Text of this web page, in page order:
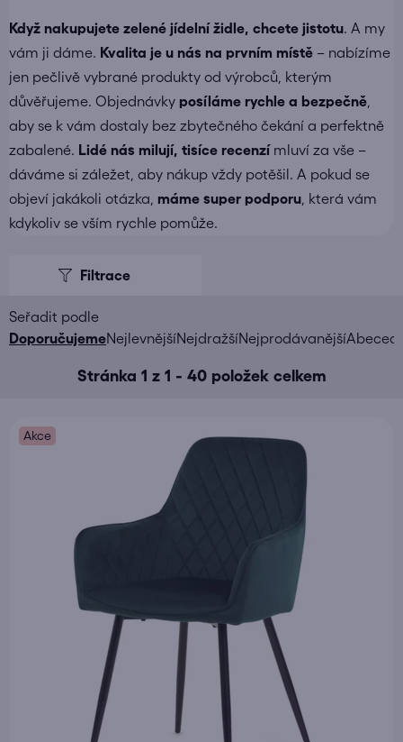
Když nakupujete zelené jídelní židle, chcete jistotu. A my
vám ji dáme. Kvalita je u nás na prvním místě – nabízíme
jen pečlivě vybrané produkty od výrobců, kterým
důvěřujeme. Objednávky posíláme rychle a bezpečně
aby se k vám dostaly bez zbytečného čekání a perfektně
zabalené. Lidé nás milují, tisíce recenzímluví za vše –
dáváme si záležet, aby nákup vždy potěšil. A pokud se
objeví jakákoli otázka, máme super podporu , která vám
kdykoliv se vším rychle pomůže.
Stránka 1 z 1 - 40položek celkem
Ř
n
DoporučujemeNejlevnějšíNejdražšíNejprodávanější
p
i
oAkce